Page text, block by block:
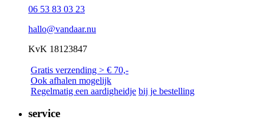
06 53 83 03 23
hallo@vandaar.nu
KvK 18123847
Gratis verzending > € 70,-
Ook afhalen mogelijk
Regelmatig een aardigheidje bij je bestelling
service